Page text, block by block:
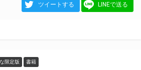
ツイートする LINEで送る
限定版 書籍